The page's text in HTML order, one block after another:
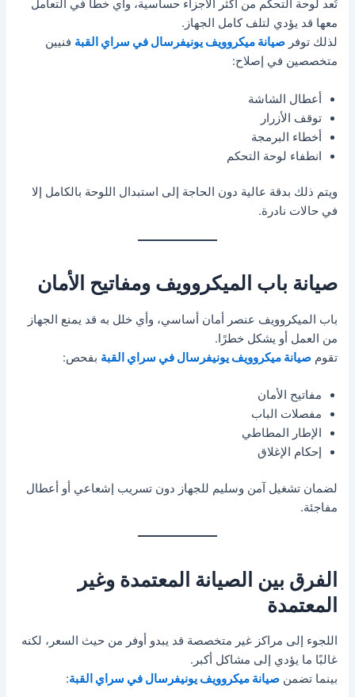
تُعد لوحة التحكم من أكثر الأجزاء حساسية، وأي خطأ في التعامل
معها قد يؤدي لتلف كامل الجهاز.
لذلك توفرصيانة ميكروويف يونيفرسال في سراي القبة فنيين
متخصصين في إصلاح:
أعطال الشاشة
توقف الأزرار
أخطاء البرمجة
انطفاء لوحة التحكم
ويتم ذلك بدقة عالية دون الحاجة إلى استبدال اللوحة بالكامل إلا
في حالات نادرة.
صيانة باب الميكروويف ومفاتيح الأمان
باب الميكروويف عنصر أمان أساسي، وأي خلل به قد يمنع الجهاز
من العمل أو يشكل خطرًا.
تقومصيانة ميكروويف يونيفرسال في سراي القبة بفحص:
مفاتيح الأمان
مفصلات الباب
الإطار المطاطي
إحكام الإغلاق
لضمان تشغيل آمن وسليم للجهاز دون تسريب إشعاعي أو أعطال
مفاجئة.
الفرق بين الصيانة المعتمدة وغير
المعتمدة
اللجوء إلى مراكز غير متخصصة قد يبدو أوفر من حيث السعر، لكنه
غالبًا ما يؤدي إلى مشاكل أكبر.
بينما تضمنصيانة ميكروويف يونيفرسال في سراي القبة: